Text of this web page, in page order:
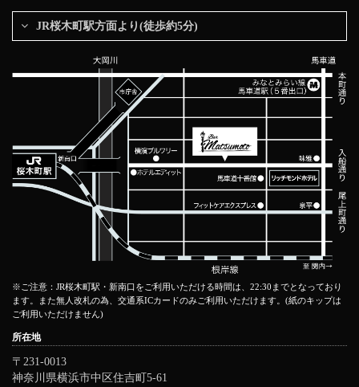
JR桜木町駅方面より(徒歩約5分)
※ご注意：JR桜木町駅・新南口をご利用いただける時間は、22:30までとなっており
ます。また無人改札の為、交通系ICカードのみご利用いただけます。(紙のキップは
ご利用いただけません)
所在地
〒231-0013
神奈川県横浜市中区住吉町5-61